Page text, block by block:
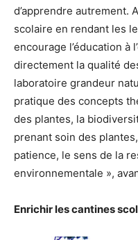
d’apprendre autrement.
scolaire en rendant les
encourage l’éducation à
directement la qualité
laboratoire grandeur
pratique des concepts
des plantes, la
prenant soin des
patience, le sens de la
environnementale »,
Enrichir les cantines